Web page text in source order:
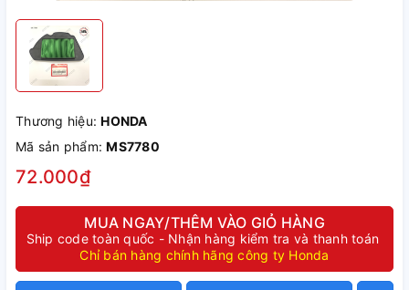
Thương hiệu:HONDA
Mã sản phẩm:MS7780
72.000₫
MUA NGAY/THÊM VÀO GIỎ HÀNG
Ship code toàn quốc - Nhận hàng kiểm tra và thanh toán
Chỉ bán hàng chính hãng công ty Honda